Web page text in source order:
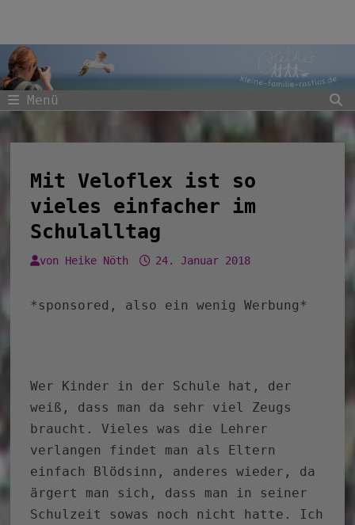
springen
Menü
Mit Veloflex ist so
vieles einfacher im
Schulalltag
von Heike Nöth 24. Januar 2018
*sponsored, also ein wenig Werbung*
Wer Kinder in der Schule hat, der
weiß, dass man da sehr viel Zeugs
braucht. Vieles was die Lehrer
verlangen findet man als Eltern
einfach Blödsinn, anderes wieder, da
ärgert man sich, dass man in seiner
Schulzeit sowas noch nicht hatte. Ich